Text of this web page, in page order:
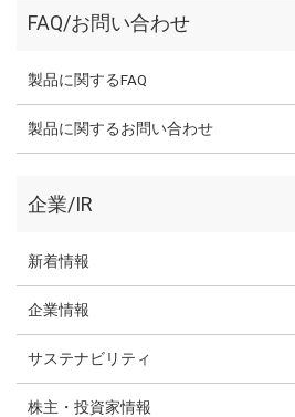
FAQ/お問い合わせ
製品に関するFAQ
製品に関するお問い合わせ
企業/IR
新着情報
企業情報
サステナビリティ
株主・投資家情報